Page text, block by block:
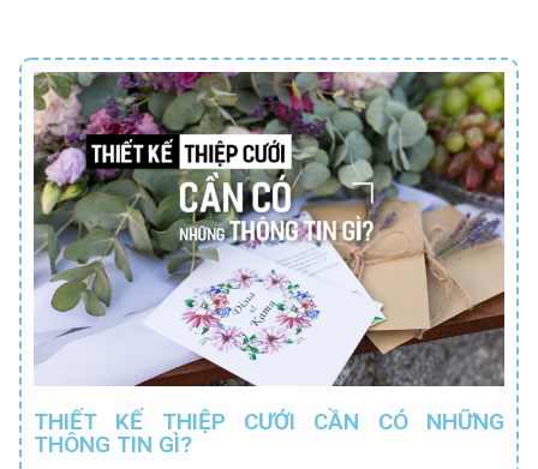
THIẾT KẾ THIỆP CƯỚI CẦN CÓ NHỮNG
THÔNG TIN GÌ?